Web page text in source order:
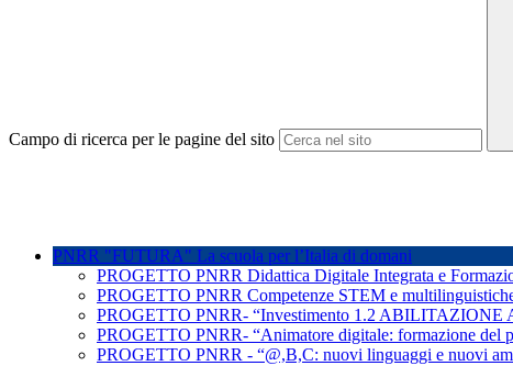
Campo di ricerca per le pagine del sito
PNRR "FUTURA" La scuola per l’Italia di domani
PROGETTO PNRR Didattica Digitale Integrata e
PROGETTO PNRR Competenze STEM e
PROGETTO PNRR- “Investimento 1.2
PROGETTO PNRR- “Animatore digitale: formazione del
PROGETTO PNRR - “@,B,C: nuovi linguaggi e nuovi